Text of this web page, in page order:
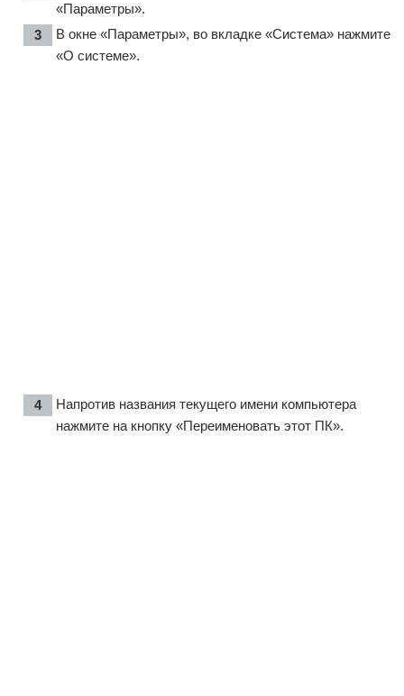
«Параметры».
В окне «Параметры», во вкладке «Система» нажмите
«О системе».
Напротив названия текущего имени компьютера
нажмите на кнопку «Переименовать этот ПК».